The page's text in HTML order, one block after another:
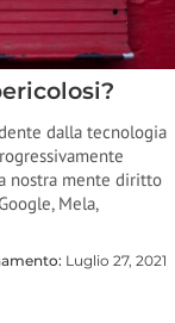
dalla tecnologia
nostra mente diritto
Mela,
Luglio 27, 2021